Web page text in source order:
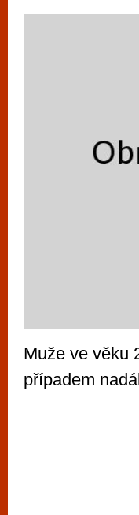
Muže ve věku
případem